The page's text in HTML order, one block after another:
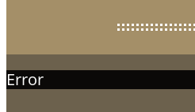
Error